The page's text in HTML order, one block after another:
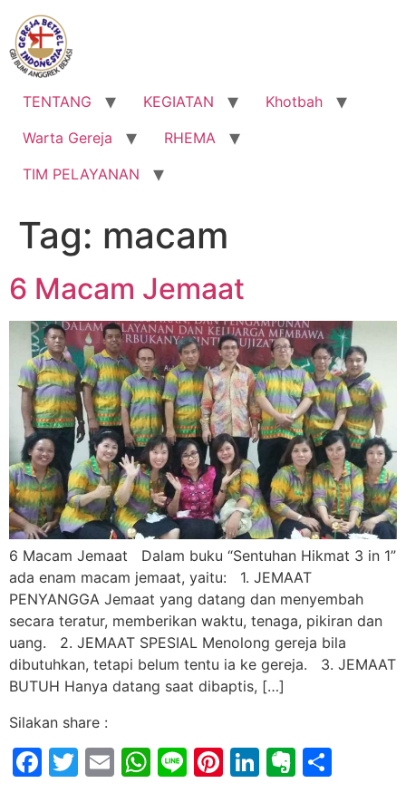
Lewati
konten
TENTANG KEGIATAN
Khotbah
Warta Gereja
RHEMA
TIM PELAYANAN
Tag: macam
6 Macam Jemaat
6 Macam Jemaat Dalam buku “Sentuhan Hikmat 3 in 1”
ada enam macam jemaat, yaitu: 1. JEMAAT
PENYANGGA Jemaat yang datang dan menyembah
secara teratur, memberikan waktu, tenaga, pikiran dan
uang. 2. JEMAAT SPESIAL Menolong gereja bila
dibutuhkan, tetapi belum tentu ia ke gereja. 3. JEMAAT
BUTUH Hanya datang saat dibaptis, […]
Silakan share :
Facebook
Twitter
EmailWhatsApp
LinePinterest
LinkedIn